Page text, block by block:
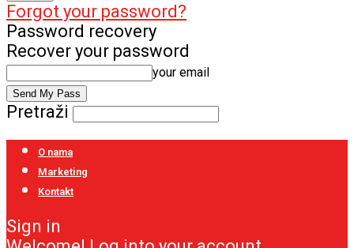
Forgot your password?
Password recovery
Recover your password
your email
Pretraži
O nama
Marketing
Kontakt
Sign in